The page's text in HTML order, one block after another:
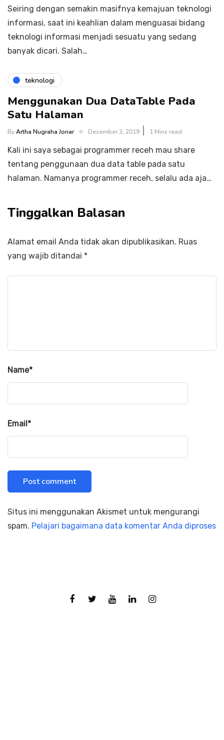
Seiring dengan semakin masifnya kemajuan teknologi
informasi, saat ini keahlian dalam menguasai bidang
teknologi informasi menjadi sesuatu yang sedang
banyak dicari. Salah…
teknologi
Menggunakan Dua DataTable Pada
Satu Halaman
ByArtha Nugraha Jonar Desember 3, 2019 1 Mins read
Kali ini saya sebagai programmer receh mau share
tentang penggunaan dua data table pada satu
halaman. Namanya programmer receh, selalu ada aja…
Tinggalkan Balasan
Alamat email Anda tidak akan dipublikasikan. Ruas
yang wajib ditandai *
Name*
Email*
Situs ini menggunakan Akismet untuk mengurangi
spam. Pelajari bagaimana data komentar Anda diproses